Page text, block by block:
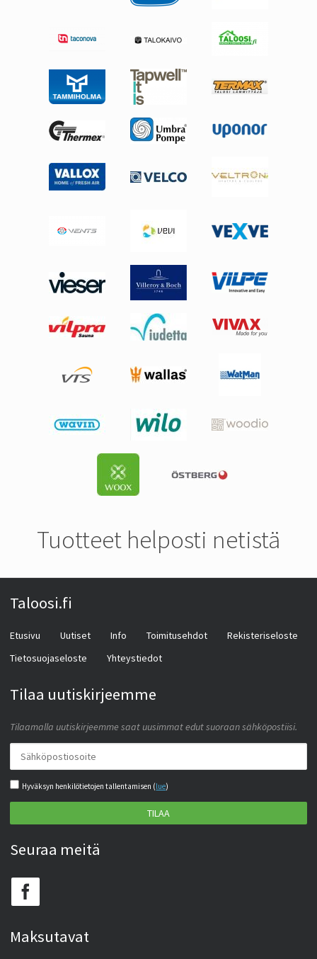
Tuotteet helposti netistä
Taloosi.fi
Etusivu Uutiset Info Toimitusehdot
Rekisteriseloste
Tietosuojaseloste
Yhteystiedot
Tilaa uutiskirjeemme
Tilaamalla uutiskirjeemme saat uusimmat edut suoraan sähköpostiisi.
Hyväksyn henkilötietojen tallentamisen (lue)
TILAA
Seuraa meitä
Maksutavat